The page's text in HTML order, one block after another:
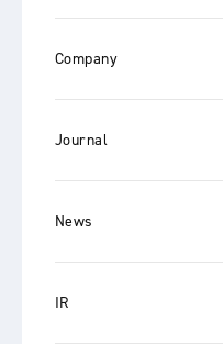
Company
Journal
News
IR